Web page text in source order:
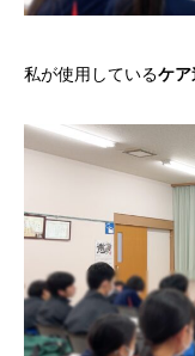
私が使用しているケア